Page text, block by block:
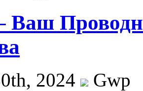
Ваш
2024
Gwp